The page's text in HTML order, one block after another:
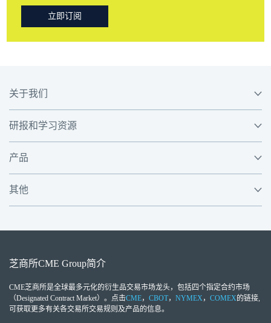
立即订阅
关于我们
研报和学习资源
产品
其他
芝商所CME Group简介
CME芝商所是全球最多元化的衍生品交易市场龙头，包括四个指定合约市场
（Designated Contract Market）。点击CME， CBOT， NYMEX ， COMEX的链接,
可获取更多有关各交易所交易规则及产品的信息。